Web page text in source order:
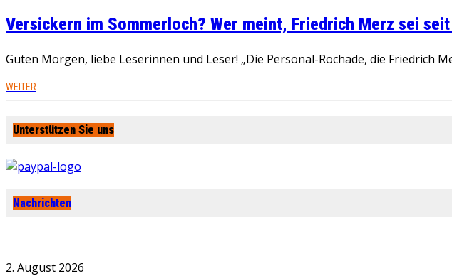
Versickern im Sommerloch? Wer meint, Friedrich Merz sei
Guten Morgen, liebe Leserinnen und Leser! „Die Personal-Rochade, die Friedrich
WEITER
Unterstützen Sie uns
Nachrichten
2. August 2026